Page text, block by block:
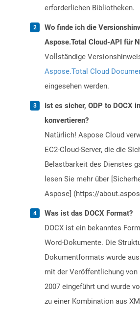
erforderlichen Bibliotheken.
Wo finde ich die
Aspose.Total Cloud-API für
Vollständige
Aspose.Total Cloud
eingesehen werden.
Ist es sicher, ODP to DOCX
konvertieren?
Natürlich! Aspose Cloud
EC2-Cloud-Server, die die
Belastbarkeit des Dienstes
lesen Sie mehr über
Aspose] (https://
Was ist das DOCX Format?
DOCX ist ein bekanntes
Word-Dokumente. Die
Dokumentformats wurde
mit der Veröffentlichung
2007 eingeführt und wurde
zu einer Kombination aus